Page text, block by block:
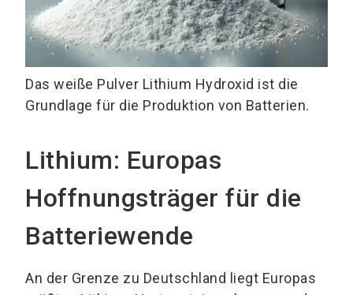
Das weiße Pulver Lithium Hydroxid ist die
Grundlage für die Produktion von Batterien.
Lithium: Europas
Hoffnungsträger für die
Batteriewende
An der Grenze zu Deutschland liegt Europas